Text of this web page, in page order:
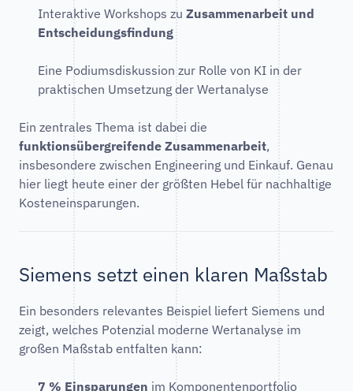
Interaktive Workshops zu Zusammenarbeit und
Entscheidungsfindung
Eine Podiumsdiskussion zur Rolle von KI in der
praktischen Umsetzung der Wertanalyse
Ein zentrales Thema ist dabei die
funktionsübergreifende Zusammenarbeit,
insbesondere zwischen Engineering und Einkauf. Genau
hier liegt heute einer der größten Hebel für nachhaltige
Kosteneinsparungen.
Siemens setzt einen klaren Maßstab
Ein besonders relevantes Beispiel liefert Siemens und
zeigt, welches Potenzial moderne Wertanalyse im
großen Maßstab entfalten kann:
7 % Einsparungen im Komponentenportfolio